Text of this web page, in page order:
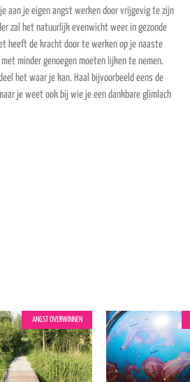
aan je eigen angst werken door vrijgevig te zijn
zal het natuurlijk evenwicht weer in gezonde
heeft de kracht door te werken op je naaste
minder genoegen moeten lijken te nemen.
het waar je kan. Haal bijvoorbeeld eens de
je weet ook bij wie je een dankbare glimlach
ANGST OVERWINNEN